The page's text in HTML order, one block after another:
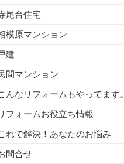
尾台住宅
模原マンション
建
間マンション
んなリフォームもやってます。
フォームお役立ち情報
れで解決！あなたのお悩み
問合せ